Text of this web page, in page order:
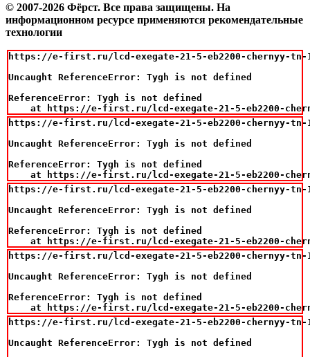
© 2007-2026 Фёрст. Все права защищены. На
информационном ресурсе применяются рекомендательные
технологии
https://e-first.ru/lcd-exegate-21-5-eb2200-chernyy-tn-
Uncaught ReferenceError: Tygh is not defined
ReferenceError: Tygh is not defined
at https://e-first.ru/lcd-exegate-21-5-eb2200-
https://e-first.ru/lcd-exegate-21-5-eb2200-chernyy-tn-
Uncaught ReferenceError: Tygh is not defined
ReferenceError: Tygh is not defined
at https://e-first.ru/lcd-exegate-21-5-eb2200-
https://e-first.ru/lcd-exegate-21-5-eb2200-chernyy-tn-
Uncaught ReferenceError: Tygh is not defined
ReferenceError: Tygh is not defined
at https://e-first.ru/lcd-exegate-21-5-eb2200-
https://e-first.ru/lcd-exegate-21-5-eb2200-chernyy-tn-
Uncaught ReferenceError: Tygh is not defined
ReferenceError: Tygh is not defined
at https://e-first.ru/lcd-exegate-21-5-eb2200-
https://e-first.ru/lcd-exegate-21-5-eb2200-chernyy-tn-
Uncaught ReferenceError: Tygh is not defined